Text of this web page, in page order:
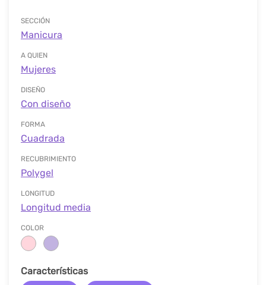
SECCIÓN
Manicura
A QUIEN
Mujeres
DISEÑO
Con diseño
FORMA
Cuadrada
RECUBRIMIENTO
Polygel
LONGITUD
Longitud media
COLOR
Características